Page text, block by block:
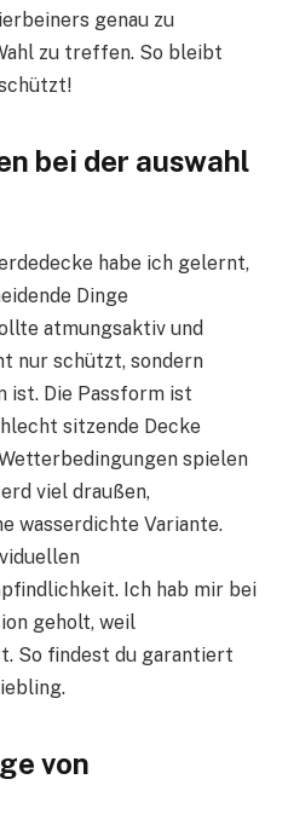
genau zu
zu treffen. So bleibt
bei der auswahl
habe ich gelernt,
Dinge
atmungsaktiv und
nur schützt, sondern
ist. Die Passform ist
sitzende Decke
spielen
viel draußen,
wasserdichte Variante.
Ich hab mir bei
geholt, weil
So findest du garantiert
von